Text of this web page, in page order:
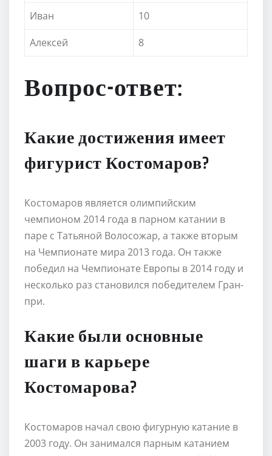
Иван
10
Алексей
8
Вопрос-ответ:
Какие достижения имеет
фигурист Костомаров?
Костомаров является олимпийским
чемпионом 2014 года в парном катании в
паре с Татьяной Волосожар, а также вторым
на Чемпионате мира 2013 года. Он также
победил на Чемпионате Европы в 2014 году и
несколько раз становился победителем Гран-
при.
Какие были основные
шаги в карьере
Костомарова?
Костомаров начал свою фигурную катание в
2003 году. Он занимался парным катанием